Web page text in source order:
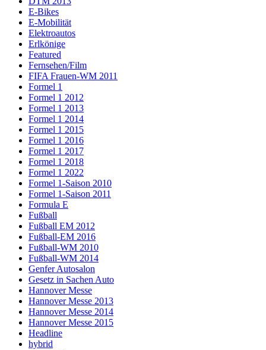
E-Bikes
E-Mobilität
Elektroautos
Erlkönige
Featured
Fernsehen/Film
FIFA Frauen-WM 2011
Formel 1
Formel 1 2012
Formel 1 2013
Formel 1 2014
Formel 1 2015
Formel 1 2016
Formel 1 2017
Formel 1 2018
Formel 1 2022
Formel 1-Saison 2010
Formel 1-Saison 2011
Formula E
Fußball
Fußball EM 2012
Fußball-EM 2016
Fußball-WM 2010
Fußball-WM 2014
Genfer Autosalon
Gesetz in Sachen Auto
Hannover Messe
Hannover Messe 2013
Hannover Messe 2014
Hannover Messe 2015
Headline
hybrid